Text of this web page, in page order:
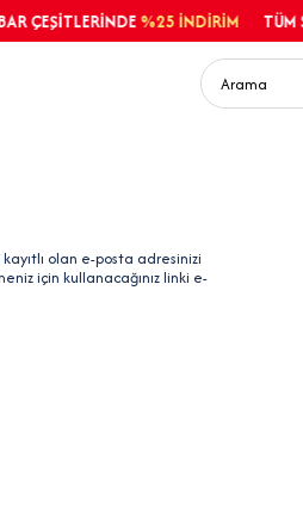
%25 İNDİRİM TÜM
olan e-posta adresinizi
için kullanacağınız linki e-